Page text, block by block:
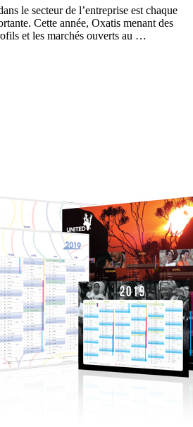
le secteur de l’entreprise est chaque
Cette année, Oxatis menant des
et les marchés ouverts au …